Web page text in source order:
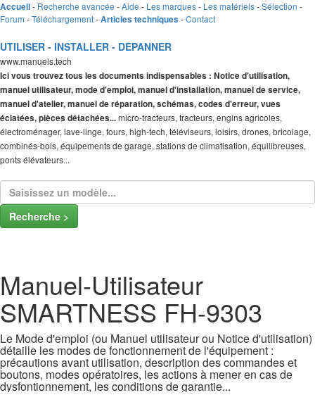
Accueil- Recherche avancée -Aide - Les marques- Les matériels-Sélection -
Forum -Téléchargement-Articles techniques -Contact
UTILISER - INSTALLER - DEPANNER
www.manuels.tech
Ici vous trouvez tous les documents indispensables : Notice d'utilisation,
manuel utilisateur, mode d'emploi, manuel d'installation, manuel de service,
manuel d'atelier, manuel de réparation, schémas, codes d'erreur, vues
éclatées, pièces détachées...micro-tracteurs, tracteurs, engins agricoles,
électroménager, lave-linge, fours, high-tech, téléviseurs, loisirs, drones, bricolage,
combinés-bois, équipements de garage, stations de climatisation, équilibreuses,
ponts élévateurs...
Recherche >
Manuel-Utilisateur
SMARTNESS FH-9303
Le Mode d'emploi (ou Manuel utilisateur ou Notice d'utilisation)
détaille les modes de fonctionnement de l'équipement :
précautions avant utilisation, description des commandes et
boutons, modes opératoires, les actions à mener en cas de
dysfontionnement, les conditions de garantie...